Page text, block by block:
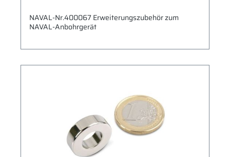
NAVAL-Nr.400067 Erweiterungszubehör zum
NAVAL-Anbohrgerät